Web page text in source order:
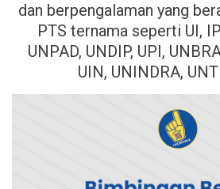
dan berpengalaman yang
PTS ternama seperti UI,
UNPAD, UNDIP, UPI,
UIN, UNINDRA,